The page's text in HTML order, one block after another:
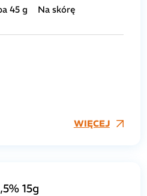
45 g Na skórę
WIĘCEJ
15g